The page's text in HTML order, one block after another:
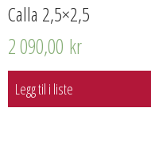
Calla 2,5×2,5
2 090,00 kr
Legg til i liste